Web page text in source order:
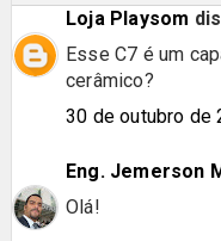
Loja Playsom
Esse C7 é um
cerâmico?
30 de outubro de
Eng. Jemerson
Olá!